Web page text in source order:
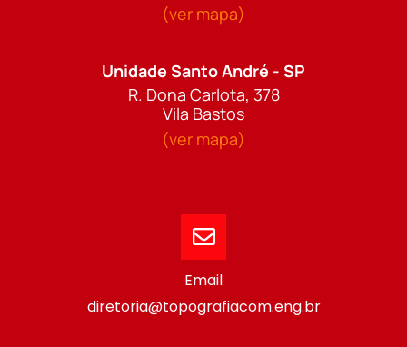
(ver mapa)
Unidade Santo André - SP
R. Dona Carlota, 378
Vila Bastos
(ver mapa)
Email
diretoria@topografiacom.eng.br